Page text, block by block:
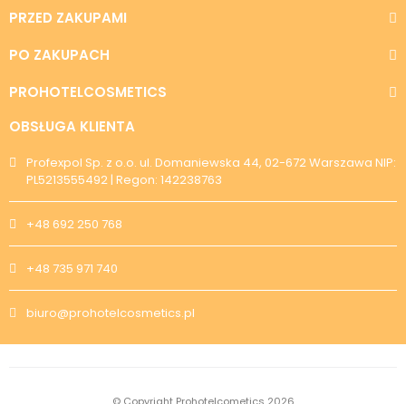
PRZED ZAKUPAMI
PO ZAKUPACH
PROHOTELCOSMETICS
OBSŁUGA KLIENTA
Profexpol Sp. z o.o. ul. Domaniewska 44, 02-672 Warszawa NIP:
PL5213555492 | Regon: 142238763
+48 692 250 768
+48 735 971 740
biuro@prohotelcosmetics.pl